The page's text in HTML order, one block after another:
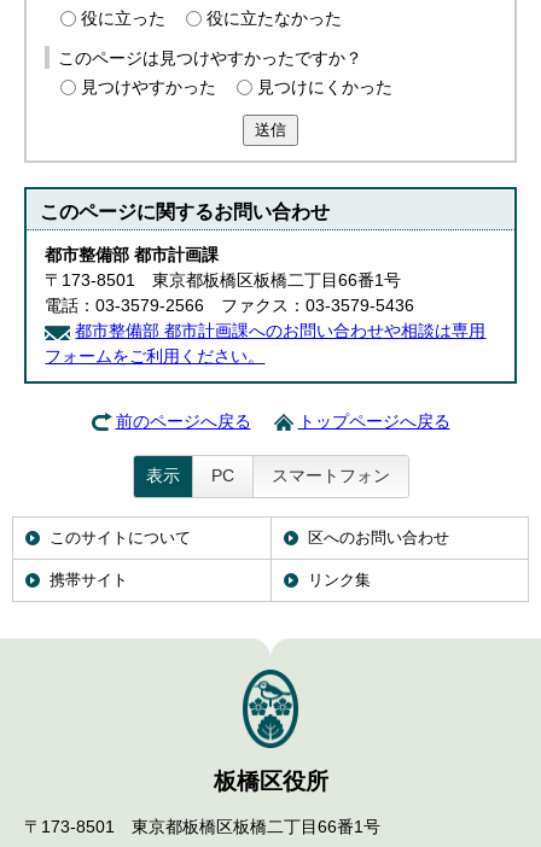
役に立った
役に立たなかった
このページは見つけやすかったですか？
見つけやすかった
見つけにくかった
送信
このページに関するお問い合わせ
都市整備部 都市計画課
〒173-8501 東京都板橋区板橋二丁目66番1号
電話：03-3579-2566 ファクス：03-3579-5436
都市整備部 都市計画課へのお問い合わせや相談は専用
フォームをご利用ください。
前のページへ戻る トップページへ戻る
表示 PC スマートフォン
このサイトについて 区へのお問い合わせ
携帯サイト リンク集
板橋区役所
〒173-8501 東京都板橋区板橋二丁目66番1号